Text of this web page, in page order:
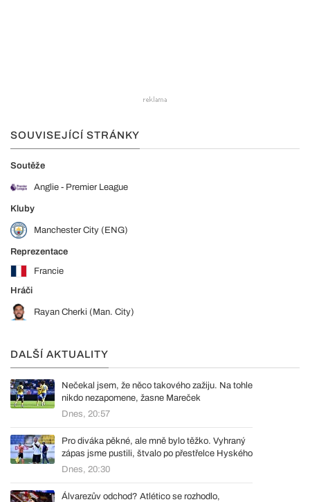
SOUVISEJÍCÍ STRÁNKY
Soutěže
Anglie - Premier League
Kluby
Manchester City (ENG)
Reprezentace
Francie
Hráči
Rayan Cherki (Man. City)
DALŠÍ AKTUALITY
Nečekal jsem, že něco takového zažiju. Na tohle
nikdo nezapomene, žasne Mareček
Dnes, 20:57
Pro diváka pěkné, ale mně bylo těžko. Vyhraný
zápas jsme pustili, štvalo po přestřelce Hyského
Dnes, 20:30
Álvarezův odchod? Atlético se rozhodlo,